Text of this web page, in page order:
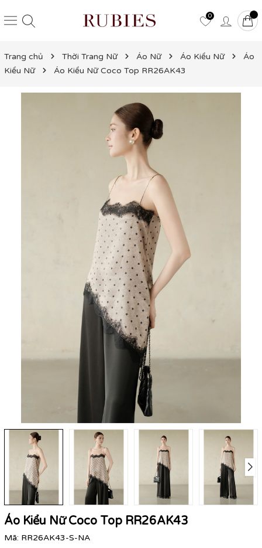
0
Trang chủ Thời Trang Nữ Áo Nữ Áo Kiểu Nữ
Áo
Kiểu Nữ
Áo Kiểu Nữ Coco Top RR26AK43
Áo Kiểu Nữ Coco Top RR26AK43
Mã: RR26AK43-S-NA